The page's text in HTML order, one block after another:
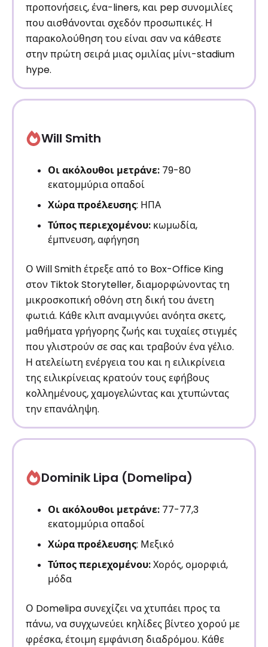
προπονήσεις, ένα-liners, και pep συνομιλίες
που αισθάνονται σχεδόν προσωπικές. Η
παρακολούθηση του είναι σαν να κάθεστε
στην πρώτη σειρά μιας ομιλίας μίνι-stadium
hype.
Will Smith
Οι ακόλουθοι μετράνε: 79-80
εκατομμύρια οπαδοί
Χώρα προέλευσης: ΗΠΑ
Τύπος περιεχομένου: κωμωδία,
έμπνευση, αφήγηση
Ο Will Smith έτρεξε από το Box-Office King
στον Tiktok Storyteller, διαμορφώνοντας τη
μικροσκοπική οθόνη στη δική του άνετη
φωτιά. Κάθε κλιπ αναμιγνύει ανόητα σκετς,
μαθήματα γρήγορης ζωής και τυχαίες στιγμές
που γλιστρούν σε σας και τραβούν ένα γέλιο.
Η ατελείωτη ενέργεια του και η ειλικρίνεια
της ειλικρίνειας κρατούν τους εφήβους
κολλημένους, χαμογελώντας και χτυπώντας
την επανάληψη.
Dominik Lipa (Domelipa)
Οι ακόλουθοι μετράνε: 77-77,3
εκατομμύρια οπαδοί
Χώρα προέλευσης: Μεξικό
Τύπος περιεχομένου:Χορός, ομορφιά,
μόδα
Ο Domelipa συνεχίζει να χτυπάει προς τα
πάνω, να συγχωνεύει κηλίδες βίντεο χορού με
φρέσκα, έτοιμη εμφάνιση διαδρόμου. Κάθε